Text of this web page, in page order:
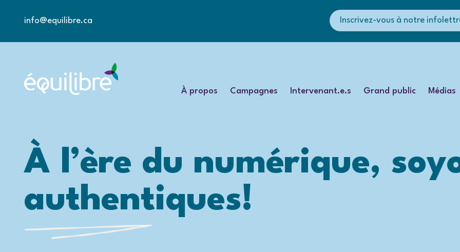
info@equilibre.ca Inscrivez-vous à notre
À propos Campagnes Intervenant.e.s Grand public Médias
À l’ère du numérique,
authentiques!